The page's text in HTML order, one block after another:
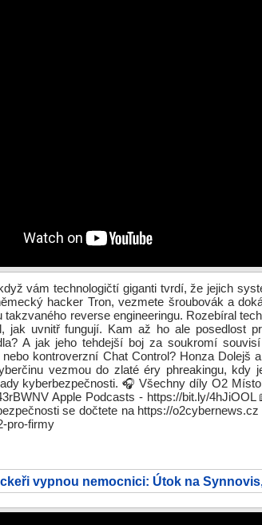
vám technologičtí giganti tvrdí, že jejich
hacker Tron, vezmete šroubovák a
takzvaného reverse engineeringu. Rozebíral
jak uvnitř fungují. Kam až ho ale posedlost
A jak jeho tehdejší boj za soukromí
nebo kontroverzní Chat Control? Honza Dolejš
vezmou do zlaté éry phreakingu, kdy
kyberbezpečnosti. 🎧 Všechny díly O2
Apple Podcasts - https://bit.ly/
se dočtete na https://
pro-firmy
vypnou nemocnici: Útok na